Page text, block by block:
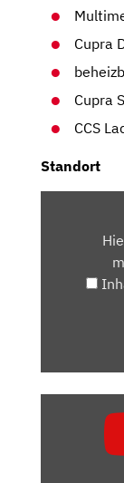
Cupra
Cupra
CCS
Standort